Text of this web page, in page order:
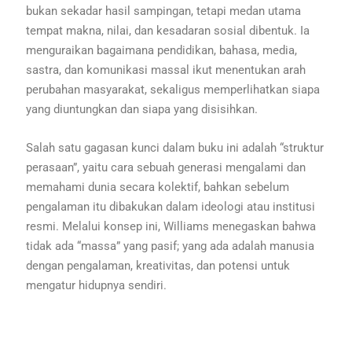
bukan sekadar hasil sampingan, tetapi medan utama
tempat makna, nilai, dan kesadaran sosial dibentuk. Ia
menguraikan bagaimana pendidikan, bahasa, media,
sastra, dan komunikasi massal ikut menentukan arah
perubahan masyarakat, sekaligus memperlihatkan siapa
yang diuntungkan dan siapa yang disisihkan.
Salah satu gagasan kunci dalam buku ini adalah “struktur
perasaan”, yaitu cara sebuah generasi mengalami dan
memahami dunia secara kolektif, bahkan sebelum
pengalaman itu dibakukan dalam ideologi atau institusi
resmi. Melalui konsep ini, Williams menegaskan bahwa
tidak ada “massa” yang pasif; yang ada adalah manusia
dengan pengalaman, kreativitas, dan potensi untuk
mengatur hidupnya sendiri.